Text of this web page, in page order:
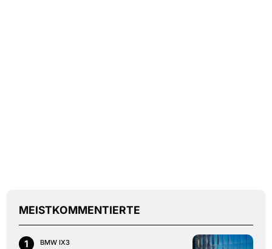
MEISTKOMMENTIERTE
1 BMW IX3